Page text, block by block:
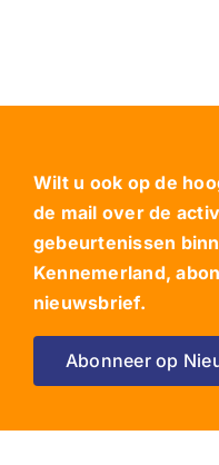
Wilt u ook op de
de mail over de
gebeurtenissen
Kennemerland,
nieuwsbrief.
Abonneer op